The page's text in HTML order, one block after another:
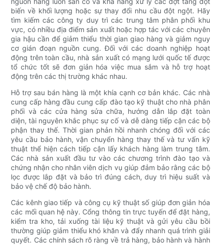
biến về khối lượng hoặc sự thay đổi nhu cầu đột ngột. Hãy
tìm kiếm các công ty duy trì các trung tâm phân phối khu
vực, có nhiều địa điểm sản xuất hoặc hợp tác với các chuyên
gia hậu cần để giảm thiểu thời gian giao hàng và giảm nguy
cơ gián đoạn nguồn cung. Đối với các doanh nghiệp hoạt
động trên toàn cầu, nhà sản xuất có mạng lưới quốc tế được
tổ chức tốt sẽ đơn giản hóa việc mua sắm và hỗ trợ hoạt
động trên các thị trường khác nhau.
Hỗ trợ sau bán hàng là một khía cạnh cơ bản khác. Các nhà
cung cấp hàng đầu cung cấp đào tạo kỹ thuật cho nhà phân
phối và các cửa hàng sửa chữa, hướng dẫn lắp đặt toàn
diện, tài nguyên khắc phục sự cố và dễ dàng tiếp cận các bộ
phận thay thế. Thời gian phản hồi nhanh chóng đối với các
yêu cầu bảo hành, vận chuyển hàng thay thế và tư vấn kỹ
thuật thể hiện cách tiếp cận lấy khách hàng làm trung tâm.
Các nhà sản xuất đầu tư vào các chương trình đào tạo và
chứng nhận cho nhân viên dịch vụ giúp đảm bảo rằng các bộ
lọc được lắp đặt và bảo trì đúng cách, duy trì hiệu suất và
bảo vệ chế độ bảo hành.
Các kênh giao tiếp và công cụ kỹ thuật số giúp đơn giản hóa
các mối quan hệ này. Cổng thông tin trực tuyến để đặt hàng,
kiểm tra kho, tải xuống tài liệu kỹ thuật và gửi yêu cầu bồi
thường giúp giảm thiểu khó khăn và đẩy nhanh quá trình giải
quyết. Các chính sách rõ ràng về trả hàng, bảo hành và hành